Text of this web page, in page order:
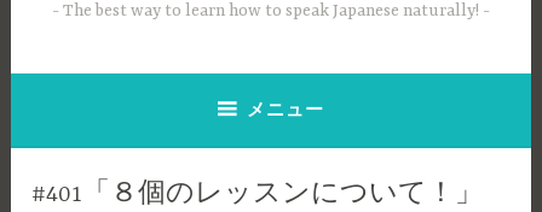
The best way to learn how to speak Japanese naturally!
メニュー
#401「８個のレッスンについて！」